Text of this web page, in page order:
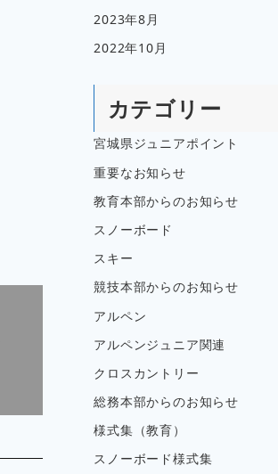
2023年8月
2022年10月
カテゴリー
宮城県ジュニアポイント
重要なお知らせ
教育本部からのお知らせ
スノーボード
スキー
競技本部からのお知らせ
アルペン
アルペンジュニア関連
クロスカントリー
総務本部からのお知らせ
様式集（教育）
スノーボード様式集